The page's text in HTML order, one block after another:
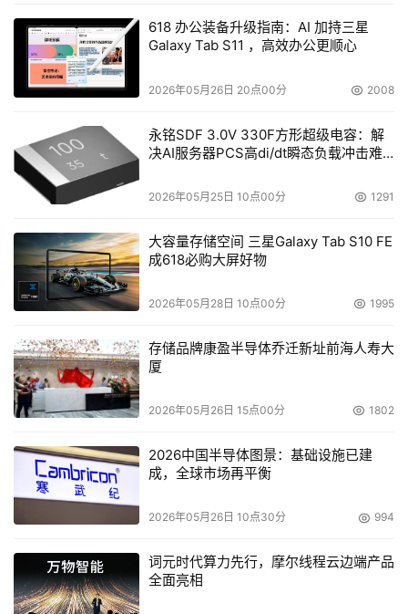
618 办公装备升级指南：AI 加持三星
Galaxy Tab S11 ，高效办公更顺心
2026年05月26日 20点00分 2008
永铭SDF 3.0V 330F方形超级电容：解
决AI服务器PCS高di/dt瞬态负载冲击难
2026年05月25日 10点00分 1291
大容量存储空间 三星Galaxy Tab S10 FE
成618必购大屏好物
2026年05月28日 10点00分 1995
存储品牌康盈半导体乔迁新址前海人寿大
厦
2026年05月26日 15点00分 1802
2026中国半导体图景：基础设施已建
成，全球市场再平衡
2026年05月26日 10点30分 994
词元时代算力先行，摩尔线程云边端产品
全面亮相